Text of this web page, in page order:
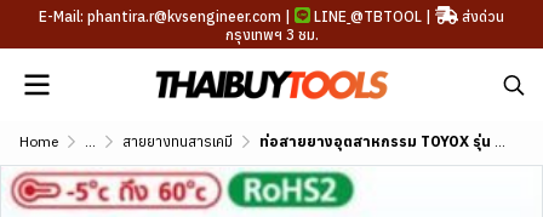
E-Mail: phantira.r@kvsengineer.com | LINE @TBTOOL |
ส่งด่วน
กรุงเทพฯ 3 ชม.
Home ... สายยางทนสารเคมี ท่อสายยางอุตสาหกรรม TOYOX รุ่น SUPER ขนาด 1/4"-3"